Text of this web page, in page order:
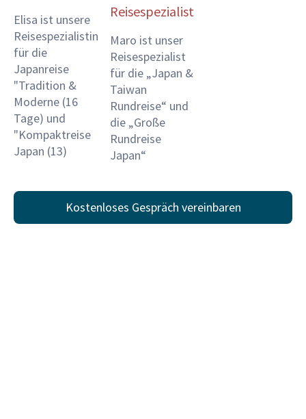
Elisa ist unsere
Reisespezialistin
für die
Japanreise
"Tradition &
Moderne (16
Tage) und
"Kompaktreise
Japan (13)
Reisespezialist
Maro ist unser
Reisespezialist
für die „Japan &
Taiwan
Rundreise“ und
die „Große
Rundreise
Japan“
Kostenloses Gespräch vereinbaren